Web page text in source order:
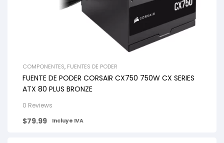
COMPONENTES, FUENTES DE PODER
FUENTE DE PODER CORSAIR CX750 750W CX SERIES
ATX 80 PLUS BRONZE
0 Reviews
$79.99 Incluye IVA